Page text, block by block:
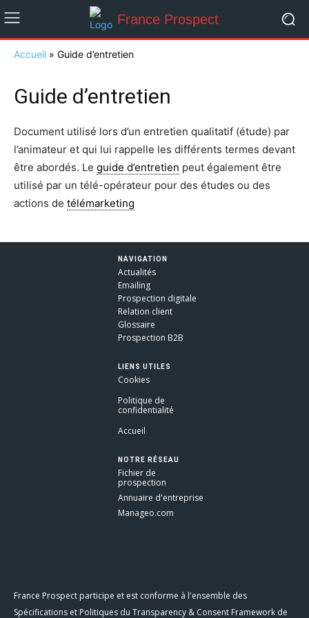
France Prospect
Accueil » Guide d’entretien
Guide d’entretien
Document utilisé lors d’un entretien qualitatif (étude) par
l’animateur et qui lui rappelle les différents termes devant
être abordés. Le guide d’entretien peut également être
utilisé par un télé-opérateur pour des études ou des
actions de télémarketing
NAVIGATION
Actualités
Emailing
Prospection digitale
Relation client
Glossaire
Prospection B2B
LIENS UTILES
Cookies
Politique de
confidentialité
Accueil
NOTRE RÉSEAU
Fichier de
prospection
Annuaire d'entreprise
Manageo.com
France Prospect participe et est conforme à l'ensemble des
Spécifications et Politiques du Transparency & Consent Framework de